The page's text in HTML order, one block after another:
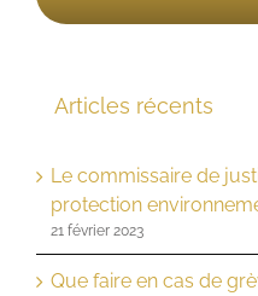
Articles récents
Le commissaire de
protection
21 février 2023
Que faire en cas de